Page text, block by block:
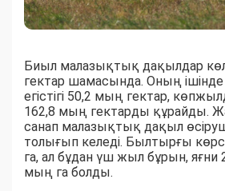
Биыл малазықтық дақылдар
гектар шамасында. Оның
егістігі 50,2 мың гектар,
162,8 мың гектарды құрайды.
санап малазықтық дақыл
толығып келеді. Былтырғы
га, ал бұдан үш жыл бұрын,
мың га болды.